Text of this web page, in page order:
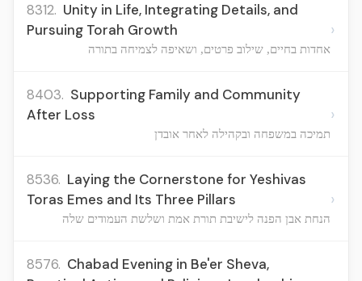
8312. Unity in Life, Integrating Details, and
Pursuing Torah Growth
אחדות בחיים, שילוב פרטים, ושאיפה לצמיחה בתורה
›
8403. Supporting Family and Community
After Loss
תמיכה במשפחה ובקהילה לאחר אובדן
›
8536. Laying the Cornerstone for Yeshivas
Toras Emes and Its Three Pillars
הנחת אבן הפנה לישיבת תורת אמת ושלשת העמודים שלה
›
8576. Chabad Evening in Be'er Sheva,